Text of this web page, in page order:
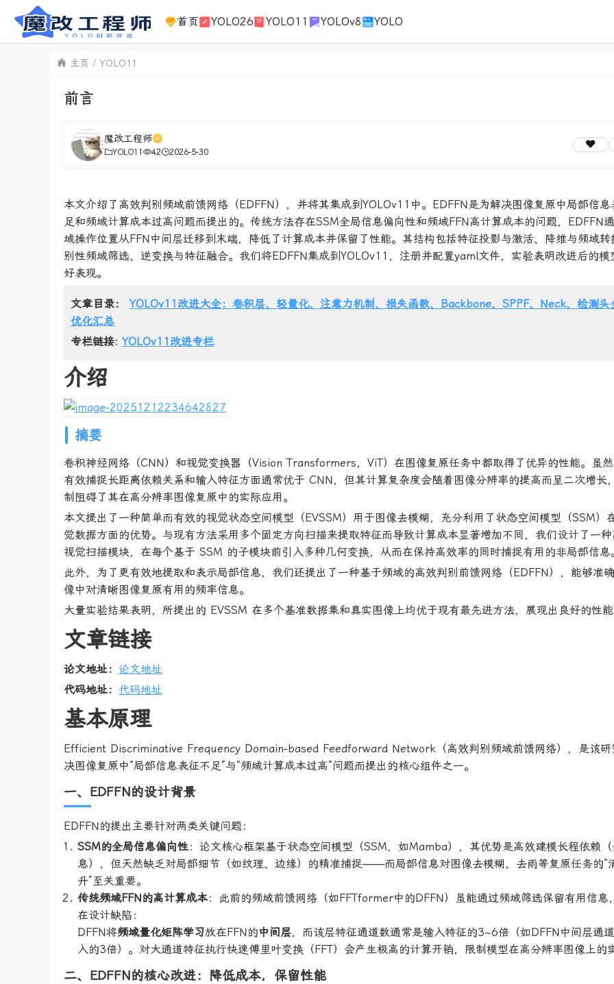
首页 YOLO26 YOLO11 YOLOv8 YOLO
主页 YOLO11
前言
魔改工程师
YOLO11 42 2026-5-30
本文介绍了高效判别频域前馈网络（EDFFN），并将其集成到YOLOv11中。EDFFN是为解决图像复原中局部信息
足和频域计算成本过高问题而提出的。传统方法存在SSM全局信息偏向性和频域FFN高计算成本的问题，EDFFN
域操作位置从FFN中间层迁移到末端，降低了计算成本并保留了性能。其结构包括特征投影与激活、降维与频域转
别性频域筛选、逆变换与特征融合。我们将EDFFN集成到YOLOv11，注册并配置yaml文件，实验表明改进后的模
好表现。
文章目录： YOLOv11改进大全：卷积层、轻量化、注意力机制、损失函数、Backbone、SPPF、Neck、检测头
优化汇总
专栏链接: YOLOv11改进专栏
介绍
摘要
卷积神经网络（CNN）和视觉变换器（Vision Transformers，ViT）在图像复原任务中都取得了优异的性能。虽
有效捕捉长距离依赖关系和输入特征方面通常优于 CNN，但其计算复杂度会随着图像分辨率的提高而呈二次增长
制阻碍了其在高分辨率图像复原中的实际应用。
本文提出了一种简单而有效的视觉状态空间模型（EVSSM）用于图像去模糊，充分利用了状态空间模型（SSM）
觉数据方面的优势。与现有方法采用多个固定方向扫描来提取特征而导致计算成本显著增加不同，我们设计了一
视觉扫描模块，在每个基于 SSM 的子模块前引入多种几何变换，从而在保持高效率的同时捕捉有用的非局部信息
此外，为了更有效地提取和表示局部信息，我们还提出了一种基于频域的高效判别前馈网络（EDFFN），能够准
像中对清晰图像复原有用的频率信息。
大量实验结果表明，所提出的 EVSSM 在多个基准数据集和真实图像上均优于现有最先进方法，展现出良好的性能
文章链接
论文地址： 论文地址
代码地址： 代码地址
基本原理
Efficient Discriminative Frequency Domain-based Feedforward Network（高效判别频域前馈网络），是该研
决图像复原中“局部信息表征不足”与“频域计算成本过高”问题而提出的核心组件之一。
一、EDFFN的设计背景
EDFFN的提出主要针对两类关键问题：
SSM的全局信息偏向性：论文核心框架基于状态空间模型（SSM，如Mamba），其优势是高效建模长程依赖
息），但天然缺乏对局部细节（如纹理、边缘）的精准捕捉——而局部信息对图像去模糊、去雨等复原任务的“
升”至关重要。
传统频域FFN的高计算成本：此前的频域前馈网络（如FFTformer中的DFFN）虽能通过频域筛选保留有用信息
在设计缺陷：
DFFN将频域量化矩阵学习放在FFN的中间层，而该层特征通道数通常是输入特征的3~6倍（如DFFN中间层通
入的3倍）。对大通道特征执行快速傅里叶变换（FFT）会产生极高的计算开销，限制模型在高分辨率图像上的
二、EDFFN的核心改进：降低成本，保留性能